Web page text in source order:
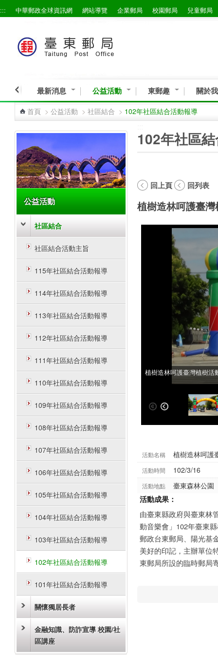
跳到主要內容區塊
::: 中華郵政全球資訊網 網站導覽 企業郵局 校園郵局 兒童郵局
最新消息 公益活動 東郵趣 關於
首頁 > 公益活動 > 社區結合 > 102年社區結合活動報導
公益活動
社區結合
社區結合活動主旨
115年社區結合活動報導
114年社區結合活動報導
113年社區結合活動報導
112年社區結合活動報導
111年社區結合活動報導
110年社區結合活動報導
109年社區結合活動報導
108年社區結合活動報導
107年社區結合活動報導
106年社區結合活動報導
105年社區結合活動報導
104年社區結合活動報導
103年社區結合活動報導
102年社區結合活動報導
101年社區結合活動報導
關懷獨居長者
金融知識、防詐宣導 校園/社
區講座
102年社區
回上頁 回列表
植樹造林呵護臺
植樹造林呵護臺灣植樹活
植樹造林呵護臺灣植樹活
活動名稱 植樹造林呵護
活動時間 102/3/16
活動地點 臺東森林公園
活動成果：
由臺東縣政府與臺東林
動音樂會」102年臺東
郵政台東郵局、陽光基
美好的印記，主辦單位
東郵局所設的臨時郵局